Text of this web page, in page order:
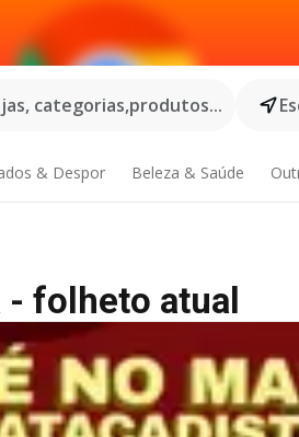
categorias,produtos...
& Despor Beleza & Saúde
- folheto atual